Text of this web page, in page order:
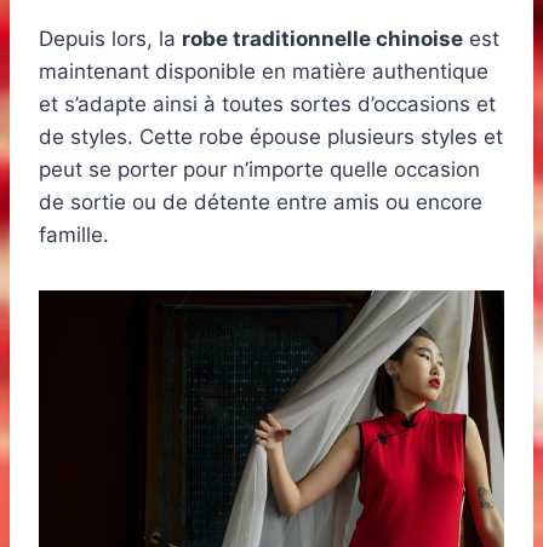
Depuis lors, la robe traditionnelle chinoise est
maintenant disponible en matière authentique
et s’adapte ainsi à toutes sortes d’occasions et
de styles. Cette robe épouse plusieurs styles et
peut se porter pour n’importe quelle occasion
de sortie ou de détente entre amis ou encore
famille.